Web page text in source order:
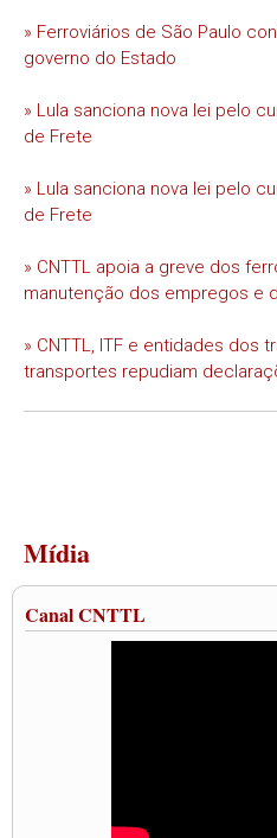
» Ferroviários de São Paulo
governo do Estado
» Lula sanciona nova lei pelo
de Frete
» Lula sanciona nova lei pelo
de Frete
» CNTTL apoia a greve dos
manutenção dos empregos e
» CNTTL, ITF e entidades dos
transportes repudiam
Mídia
Canal CNTTL